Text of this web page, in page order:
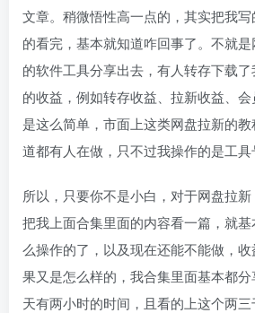
文章。稍微悟性高一点的，其实把我
的看完，基本就知道咋回事了。不就
的软件工具分享出去，有人转存下载
的收益，例如转存收益、拉新收益、
是这么简单，市面上这类网盘拉新的
道都有人在做，只不过我操作的是工具
所以，只要你不是小白，对于网盘拉
把我上面合集里面的内容看一篇，就
么操作的了，以及现在还能不能做，
果又是怎么样的，我合集里面基本都
天有两小时的时间，且看的上这个两